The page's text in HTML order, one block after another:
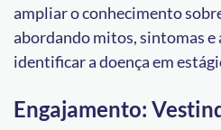
ampliar o conhecimento
abordando mitos, sintomas e
identificar a doença em
Engajamento: